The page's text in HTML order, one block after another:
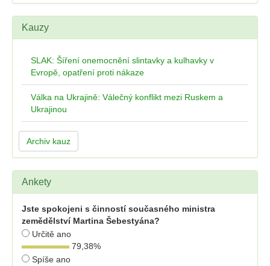
Kauzy
SLAK: Šíření onemocnění slintavky a kulhavky v
Evropě, opatření proti nákaze
Válka na Ukrajině: Válečný konflikt mezi Ruskem a
Ukrajinou
Archiv kauz
Ankety
Jste spokojeni s činností současného ministra
zemědělství Martina Šebestyána?
Určitě ano
79,38%
Spíše ano